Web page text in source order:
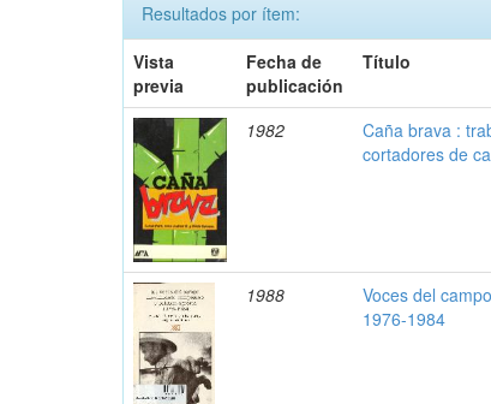
Resultados por ítem:
Vista
previa
Fecha de
publicación
Título
1982
Caña brava :
cortadores de
1988
Voces del
1976-1984